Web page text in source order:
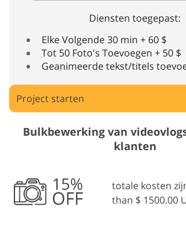
Diensten toegepast:
Elke Volgende 30 min + 60 $
Tot 50 Foto's Toevoegen + 50 $
Geanimeerde tekst/titels
Project starten
Bulkbewerking van
klanten
totale kosten
than $ 1500.00